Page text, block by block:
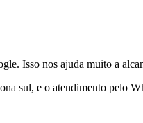
Isso nos ajuda muito a
sul, e o atendimento pelo